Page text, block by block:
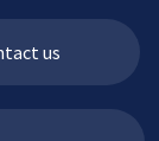
us